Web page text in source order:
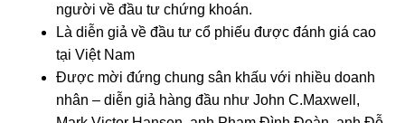
người về đầu tư chứng khoán.
Là diễn giả về đầu tư cổ phiếu được đánh giá cao
tại Việt Nam
Được mời đứng chung sân khấu với nhiều doanh
nhân – diễn giả hàng đầu như John C.Maxwell,